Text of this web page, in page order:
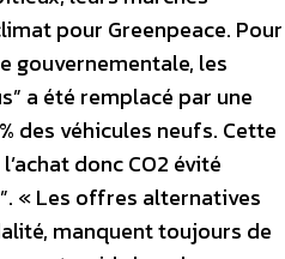
pour Greenpeace. Pour
gouvernementale, les
a été remplacé par une
des véhicules neufs. Cette
donc CO2 évité
« Les offres alternatives
manquent toujours de